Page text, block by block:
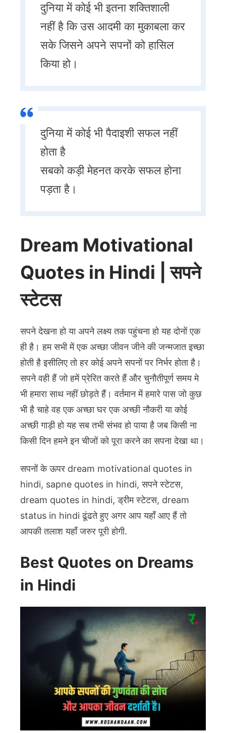
दुनिया में कोई भी इतना शक्तिशाली
नहीं है कि उस आदमी का मुकाबला कर
सके जिसने अपने सपनों को हासिल
किया हो।
दुनिया में कोई भी पैदाइशी सफल नहीं
होता है
सबको कड़ी मेहनत करके सफल होना
पड़ता है।
Dream Motivational
Quotes in Hindi | सपने
स्टेटस
सपने देखना हो या अपने लक्ष्य तक पहुंचना हो यह दोनों एक
ही है। हम सभी में एक अच्छा जीवन जीने की जन्मजात इच्छा
होती है इसीलिए तो हर कोई अपने सपनों पर निर्भर होता है।
सपने वही हैं जो हमें प्रेरित करते हैं और चुनौतीपूर्ण समय मे
भी हमारा साथ नहीं छोड़ते हैं। वर्तमान में हमारे पास जो कुछ
भी है चाहे वह एक अच्छा घर एक अच्छी नौकरी या कोई
अच्छी गाड़ी हो यह सब तभी संभव हो पाया है जब किसी ना
किसी दिन हमने इन चीजों को पूरा करने का सपना देखा था।
सपनों के ऊपर dream motivational quotes in
hindi, sapne quotes in hindi, सपने स्टेटस,
dream quotes in hindi, ड्रीम स्टेटस, dream
status in hindi ढूंढते हुए अगर आप यहाँ आए हैं तो
आपकी तलाश यहाँ जरुर पूरी होगी.
Best Quotes on Dreams
in Hindi